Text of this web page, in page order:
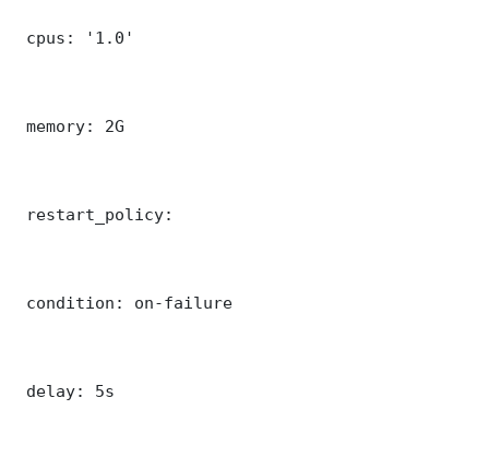
cpus: '1.0'
memory: 2G
restart_policy:
condition: on-failure
delay: 5s